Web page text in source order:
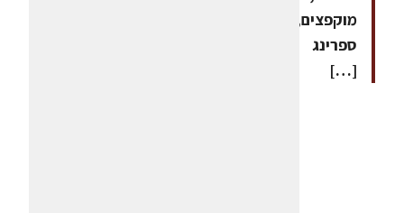
מוקפצים,
ספרינג
[…]